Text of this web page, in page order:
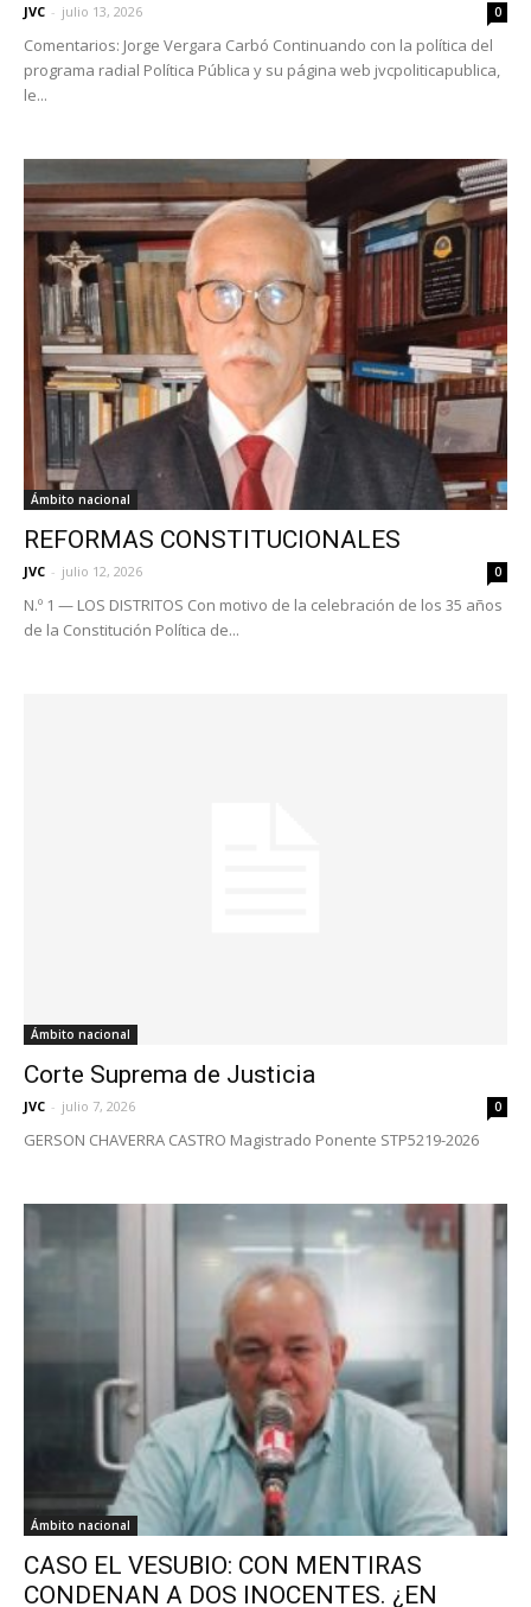
JVC - julio 13, 2026 0
Comentarios: Jorge Vergara Carbó Continuando con la política del
programa radial Política Pública y su página web jvcpoliticapublica,
le...
Ámbito nacional
REFORMAS CONSTITUCIONALES
JVC - julio 12, 2026 0
N.º 1 — LOS DISTRITOS Con motivo de la celebración de los 35 años
de la Constitución Política de...
Ámbito nacional
Corte Suprema de Justicia
JVC - julio 7, 2026 0
GERSON CHAVERRA CASTRO Magistrado Ponente STP5219-2026
Ámbito nacional
CASO EL VESUBIO: CON MENTIRAS
CONDENAN A DOS INOCENTES. ¿EN